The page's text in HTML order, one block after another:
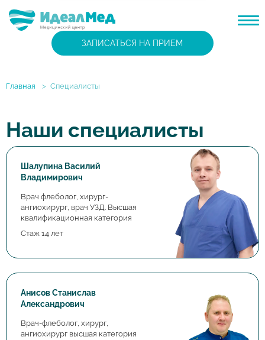
ЗАПИСАТЬСЯ НА ПРИЕМ
Главная > Специалисты
Наши специалисты
Шалупина Василий
Владимирович
Врач флеболог, хирург-
ангиохирург, врач УЗД. Высшая
квалификационная категория
Стаж 14 лет
Анисов Станислав
Александрович
Врач-флеболог, хирург,
ангиохирург высшая категория